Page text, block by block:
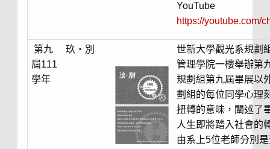
YouTube
https://youtube.com/
第九
屆111
學年
玖・別
世新大學觀光系規劃
管理學院一樓舉辦第
規劃組第九屆畢展以
劃組的每位同學心理
扭轉的意味，闡述了
人生即將踏入社會的
由系上5位老師分別